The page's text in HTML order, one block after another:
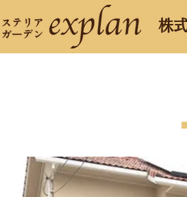
株